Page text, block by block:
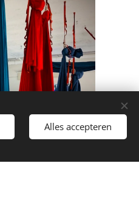
Alles accepteren